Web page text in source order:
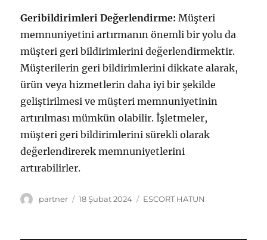
Geribildirimleri Değerlendirme: Müşteri
memnuniyetini artırmanın önemli bir yolu da
müşteri geri bildirimlerini değerlendirmektir.
Müşterilerin geri bildirimlerini dikkate alarak,
ürün veya hizmetlerin daha iyi bir şekilde
geliştirilmesi ve müşteri memnuniyetinin
artırılması mümkün olabilir. İşletmeler,
müşteri geri bildirimlerini sürekli olarak
değerlendirerek memnuniyetlerini
artırabilirler.
Yazar
partner
Yayın
18 Şubat 2024 Kategoriler
ESCORT HATUN